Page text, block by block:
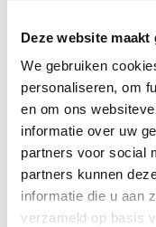
Deze website
We gebruiken
personaliseren, om
en om ons
informatie over uw
partners voor social
partners kunnen
informatie die u aan
verzameld op basis
VERGELIJKBARE